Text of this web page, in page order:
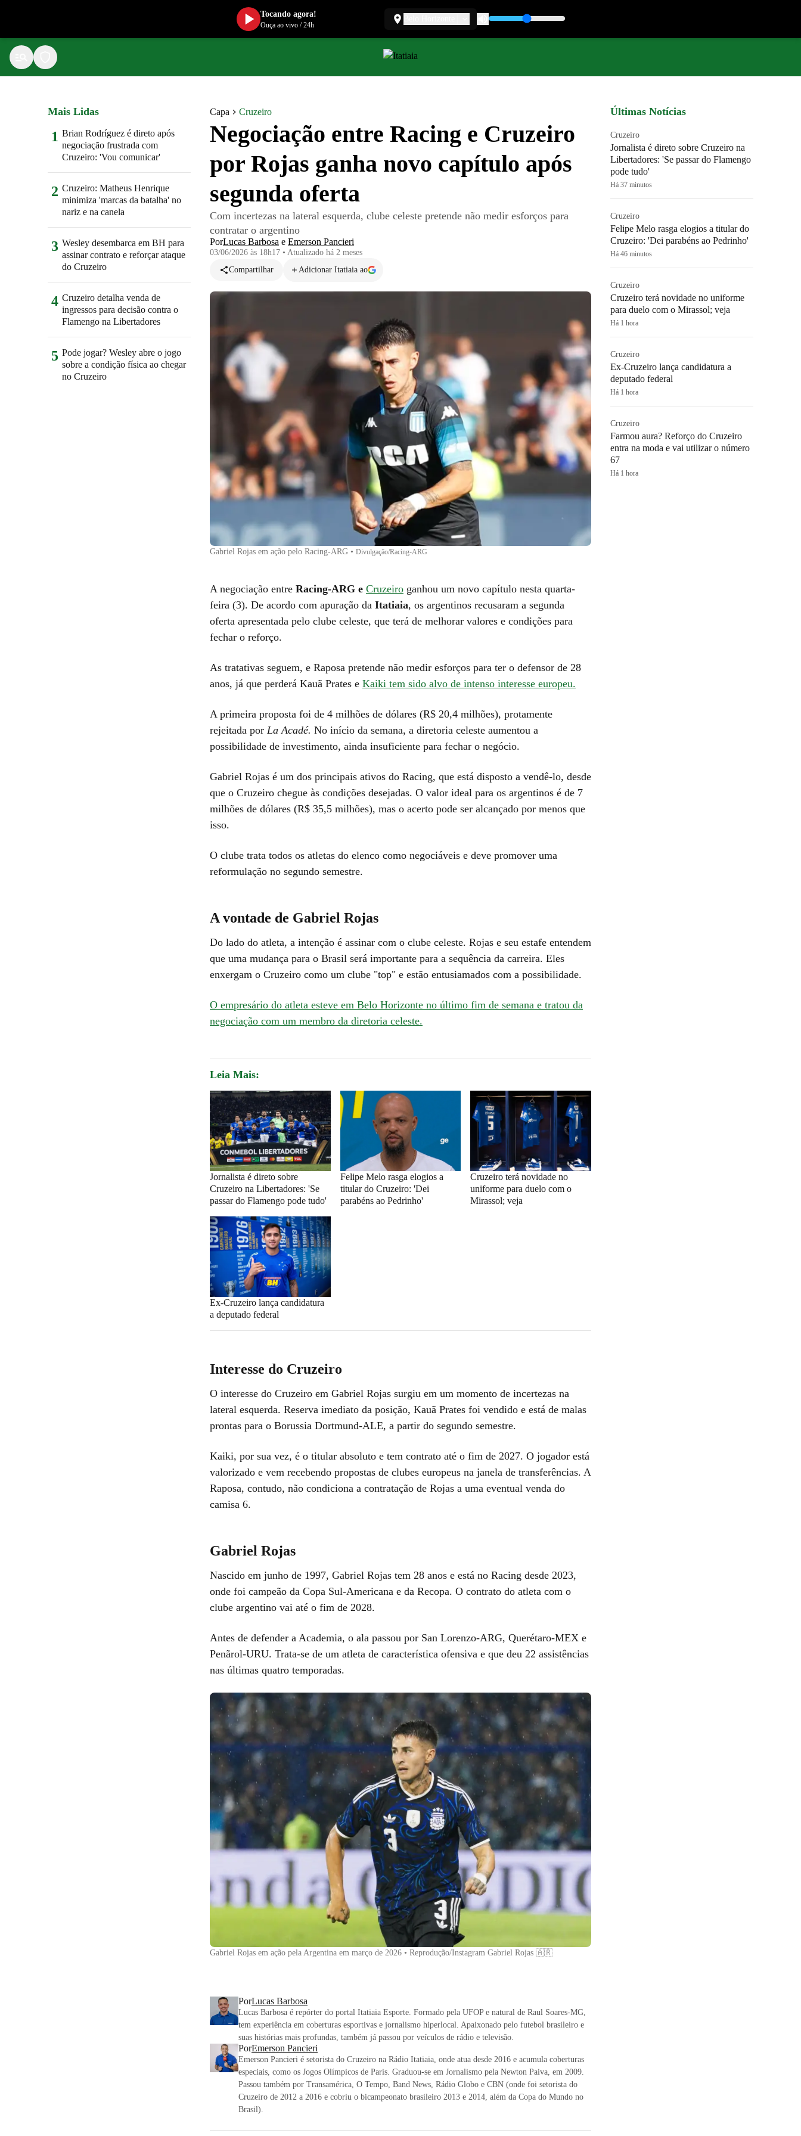
Capa Cruzeiro
Negociação entre Racing e Cruzeiro
por Rojas ganha novo capítulo após
segunda oferta
Com incertezas na lateral esquerda, clube celeste pretende não medir esforços para
contratar o argentino
PorLucas Barbosa e Emerson Pancieri
03/06/2026 às 18h17 • Atualizado há 2 meses
Compartilhar
Adicionar Itatiaia ao
Gabriel Rojas em ação pelo Racing-ARG • Divulgação/Racing-ARG
A negociação entre Racing-ARG e Cruzeiro ganhou um novo capítulo nesta quarta-
feira (3). De acordo com apuração da Itatiaia, os argentinos recusaram a segunda
oferta apresentada pelo clube celeste, que terá de melhorar valores e condições para
fechar o reforço.
As tratativas seguem, e Raposa pretende não medir esforços para ter o defensor de 28
anos, já que perderá Kauã Prates e Kaiki tem sido alvo de intenso interesse europeu.
A primeira proposta foi de 4 milhões de dólares (R$ 20,4 milhões), protamente
rejeitada por La Acadé. No início da semana, a diretoria celeste aumentou a
possibilidade de investimento, ainda insuficiente para fechar o negócio.
Gabriel Rojas é um dos principais ativos do Racing, que está disposto a vendê-lo, desde
que o Cruzeiro chegue às condições desejadas. O valor ideal para os argentinos é de 7
milhões de dólares (R$ 35,5 milhões), mas o acerto pode ser alcançado por menos que
isso.
O clube trata todos os atletas do elenco como negociáveis e deve promover uma
reformulação no segundo semestre.
A vontade de Gabriel Rojas
Do lado do atleta, a intenção é assinar com o clube celeste. Rojas e seu estafe entendem
que uma mudança para o Brasil será importante para a sequência da carreira. Eles
enxergam o Cruzeiro como um clube "top" e estão entusiamados com a possibilidade.
O empresário do atleta esteve em Belo Horizonte no último fim de semana e tratou da
negociação com um membro da diretoria celeste.
Leia Mais:
Jornalista é direto sobre
Cruzeiro na Libertadores: 'Se
passar do Flamengo pode tudo'
Felipe Melo rasga elogios a
titular do Cruzeiro: 'Dei
parabéns ao Pedrinho'
Cruzeiro terá novidade no
uniforme para duelo com o
Mirassol; veja
Ex-Cruzeiro lança candidatura
a deputado federal
Interesse do Cruzeiro
O interesse do Cruzeiro em Gabriel Rojas surgiu em um momento de incertezas na
lateral esquerda. Reserva imediato da posição, Kauã Prates foi vendido e está de malas
prontas para o Borussia Dortmund-ALE, a partir do segundo semestre.
Kaiki, por sua vez, é o titular absoluto e tem contrato até o fim de 2027. O jogador está
valorizado e vem recebendo propostas de clubes europeus na janela de transferências. A
Raposa, contudo, não condiciona a contratação de Rojas a uma eventual venda do
camisa 6.
Gabriel Rojas
Nascido em junho de 1997, Gabriel Rojas tem 28 anos e está no Racing desde 2023,
onde foi campeão da Copa Sul-Americana e da Recopa. O contrato do atleta com o
clube argentino vai até o fim de 2028.
Antes de defender a Academia, o ala passou por San Lorenzo-ARG, Querétaro-MEX e
Penãrol-URU. Trata-se de um atleta de característica ofensiva e que deu 22 assistências
nas últimas quatro temporadas.
Gabriel Rojas em ação pela Argentina em março de 2026 • Reprodução/Instagram Gabriel Rojas 🇦🇷
PorLucas Barbosa
Lucas Barbosa é repórter do portal Itatiaia Esporte. Formado pela UFOP e natural de Raul Soares-MG,
tem experiência em coberturas esportivas e jornalismo hiperlocal. Apaixonado pelo futebol brasileiro e
suas histórias mais profundas, também já passou por veículos de rádio e televisão.
PorEmerson Pancieri
Emerson Pancieri é setorista do Cruzeiro na Rádio Itatiaia, onde atua desde 2016 e acumula coberturas
especiais, como os Jogos Olímpicos de Paris. Graduou-se em Jornalismo pela Newton Paiva, em 2009.
Passou também por Transamérica, O Tempo, Band News, Rádio Globo e CBN (onde foi setorista do
Cruzeiro de 2012 a 2016 e cobriu o bicampeonato brasileiro 2013 e 2014, além da Copa do Mundo no
Brasil).
Mais Lidas
1 Brian Rodríguez é direto após
negociação frustrada com
Cruzeiro: 'Vou comunicar'
2 Cruzeiro: Matheus Henrique
minimiza 'marcas da batalha' no
nariz e na canela
3 Wesley desembarca em BH para
assinar contrato e reforçar ataque
do Cruzeiro
4 Cruzeiro detalha venda de
ingressos para decisão contra o
Flamengo na Libertadores
5 Pode jogar? Wesley abre o jogo
sobre a condição física ao chegar
no Cruzeiro
Últimas Notícias
Cruzeiro
Jornalista é direto sobre Cruzeiro na
Libertadores: 'Se passar do Flamengo
pode tudo'
Há 37 minutos
Cruzeiro
Felipe Melo rasga elogios a titular do
Cruzeiro: 'Dei parabéns ao Pedrinho'
Há 46 minutos
Cruzeiro
Cruzeiro terá novidade no uniforme
para duelo com o Mirassol; veja
Há 1 hora
Cruzeiro
Ex-Cruzeiro lança candidatura a
deputado federal
Há 1 hora
Cruzeiro
Farmou aura? Reforço do Cruzeiro
entra na moda e vai utilizar o número
67
Há 1 hora
Tocando agora!
Ouça ao vivo/24h